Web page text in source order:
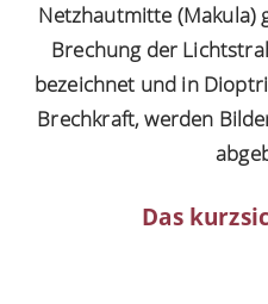
Netzhautmitte (Makula)
Brechung der
bezeichnet und in
Brechkraft, werden
Das